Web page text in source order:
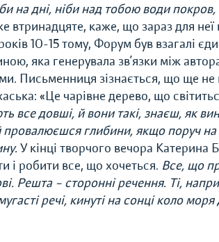
на дні, ніби над тобою води покров,
втринадцяте, каже, що зараз для неї
10-15 тому, Форум був взагалі
яка генерувала зв’язки між
Письменниця зізнається, що ще не
«Це чарівне дерево, що
все довші, й вони такі, знаєш, як
провалюєшся глибини, якщо поруч на
У кінці творчого вечора Катерина
і робити все, що хочеться. Все, що
Решта – сторонні речення. Ті,
речі, кинуті на сонці коло